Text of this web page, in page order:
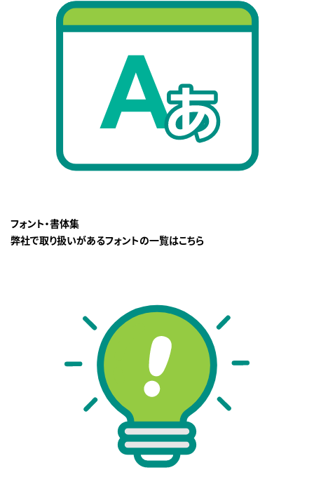
フォント・書体集
弊社で取り扱いがあるフォントの一覧はこちら